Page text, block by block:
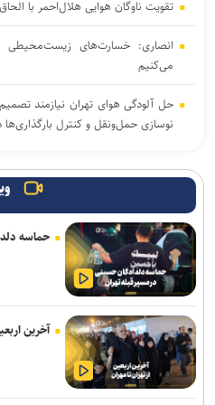
تقویت ناوگان هوایی هلال‌احمر با الحاق ۲۴ بالگرد جدید
انصاری: خسارت‌های
می‌کنیم
حل آلودگی هوای تهران نیازمند
نوسازی حمل‌ونقل و کنترل بارگذاری‌ها
سقوط آسانسور در میدان آرژانتین تهران ۱۱ مصدوم بر جا گذاشت
تونل توحید از بامداد یکشنبه مسدود
۳ سانحه مرگبار طی یک هفته در
رانندگان و عابران
دستگیر شدند
هشدار نسبت به وقوع تندباد در تهران
حماسه
آخرین